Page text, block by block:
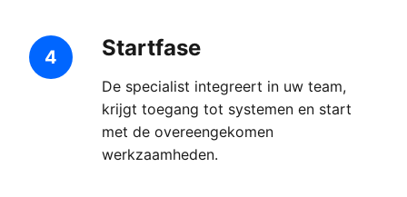
4 Startfase
De specialist integreert in uw team,
krijgt toegang tot systemen en start
met de overeengekomen
werkzaamheden.